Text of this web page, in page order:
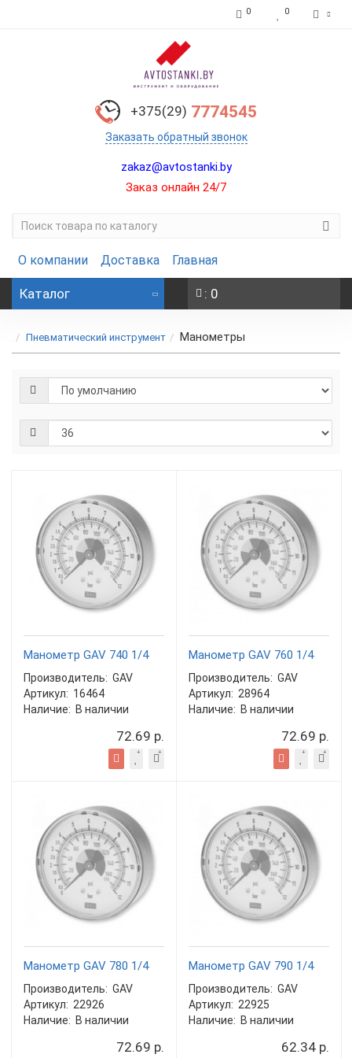
0 0
+375(29) 7774545
Заказать обратный звонок
zakaz@avtostanki.by
Заказ онлайн 24/7
О компании Доставка Главная
Каталог : 0
Пневматический инструмент Манометры
Манометр GAV 740 1/4
Производитель: GAV
Артикул: 16464
Наличие: В наличии
72.69 р.
Манометр GAV 760 1/4
Производитель: GAV
Артикул: 28964
Наличие: В наличии
72.69 р.
Манометр GAV 780 1/4
Производитель: GAV
Артикул: 22926
Наличие: В наличии
72.69 р.
Манометр GAV 790 1/4
Производитель: GAV
Артикул: 22925
Наличие: В наличии
62.34 р.